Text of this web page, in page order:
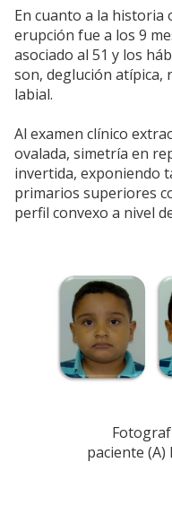
En cuanto a la historia
erupción fue a los 9
asociado al 51 y los
son, deglución atípica,
labial.
Al examen clínico
ovalada, simetría en
invertida, exponiendo
primarios superiores
perfil convexo a nivel
paciente (A)